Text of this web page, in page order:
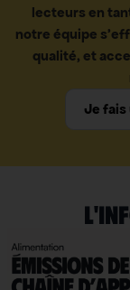
lecteurs en
notre équipe
qualité, et
Je fais